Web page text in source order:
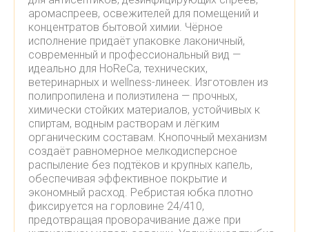
аромаспреев, освежителей для помещений и
концентратов бытовой химии. Чёрное
исполнение придаёт упаковке лаконичный,
современный и профессиональный вид —
идеально для HoReCa, технических,
ветеринарных и wellness-линеек. Изготовлен из
полипропилена и полиэтилена — прочных,
химически стойких материалов, устойчивых к
спиртам, водным растворам и лёгким
органическим составам. Кнопочный механизм
создаёт равномерное мелкодисперсное
распыление без подтёков и крупных капель,
обеспечивая эффективное покрытие и
экономный расход. Ребристая юбка плотно
фиксируется на горловине 24/410,
предотвращая проворачивание даже при